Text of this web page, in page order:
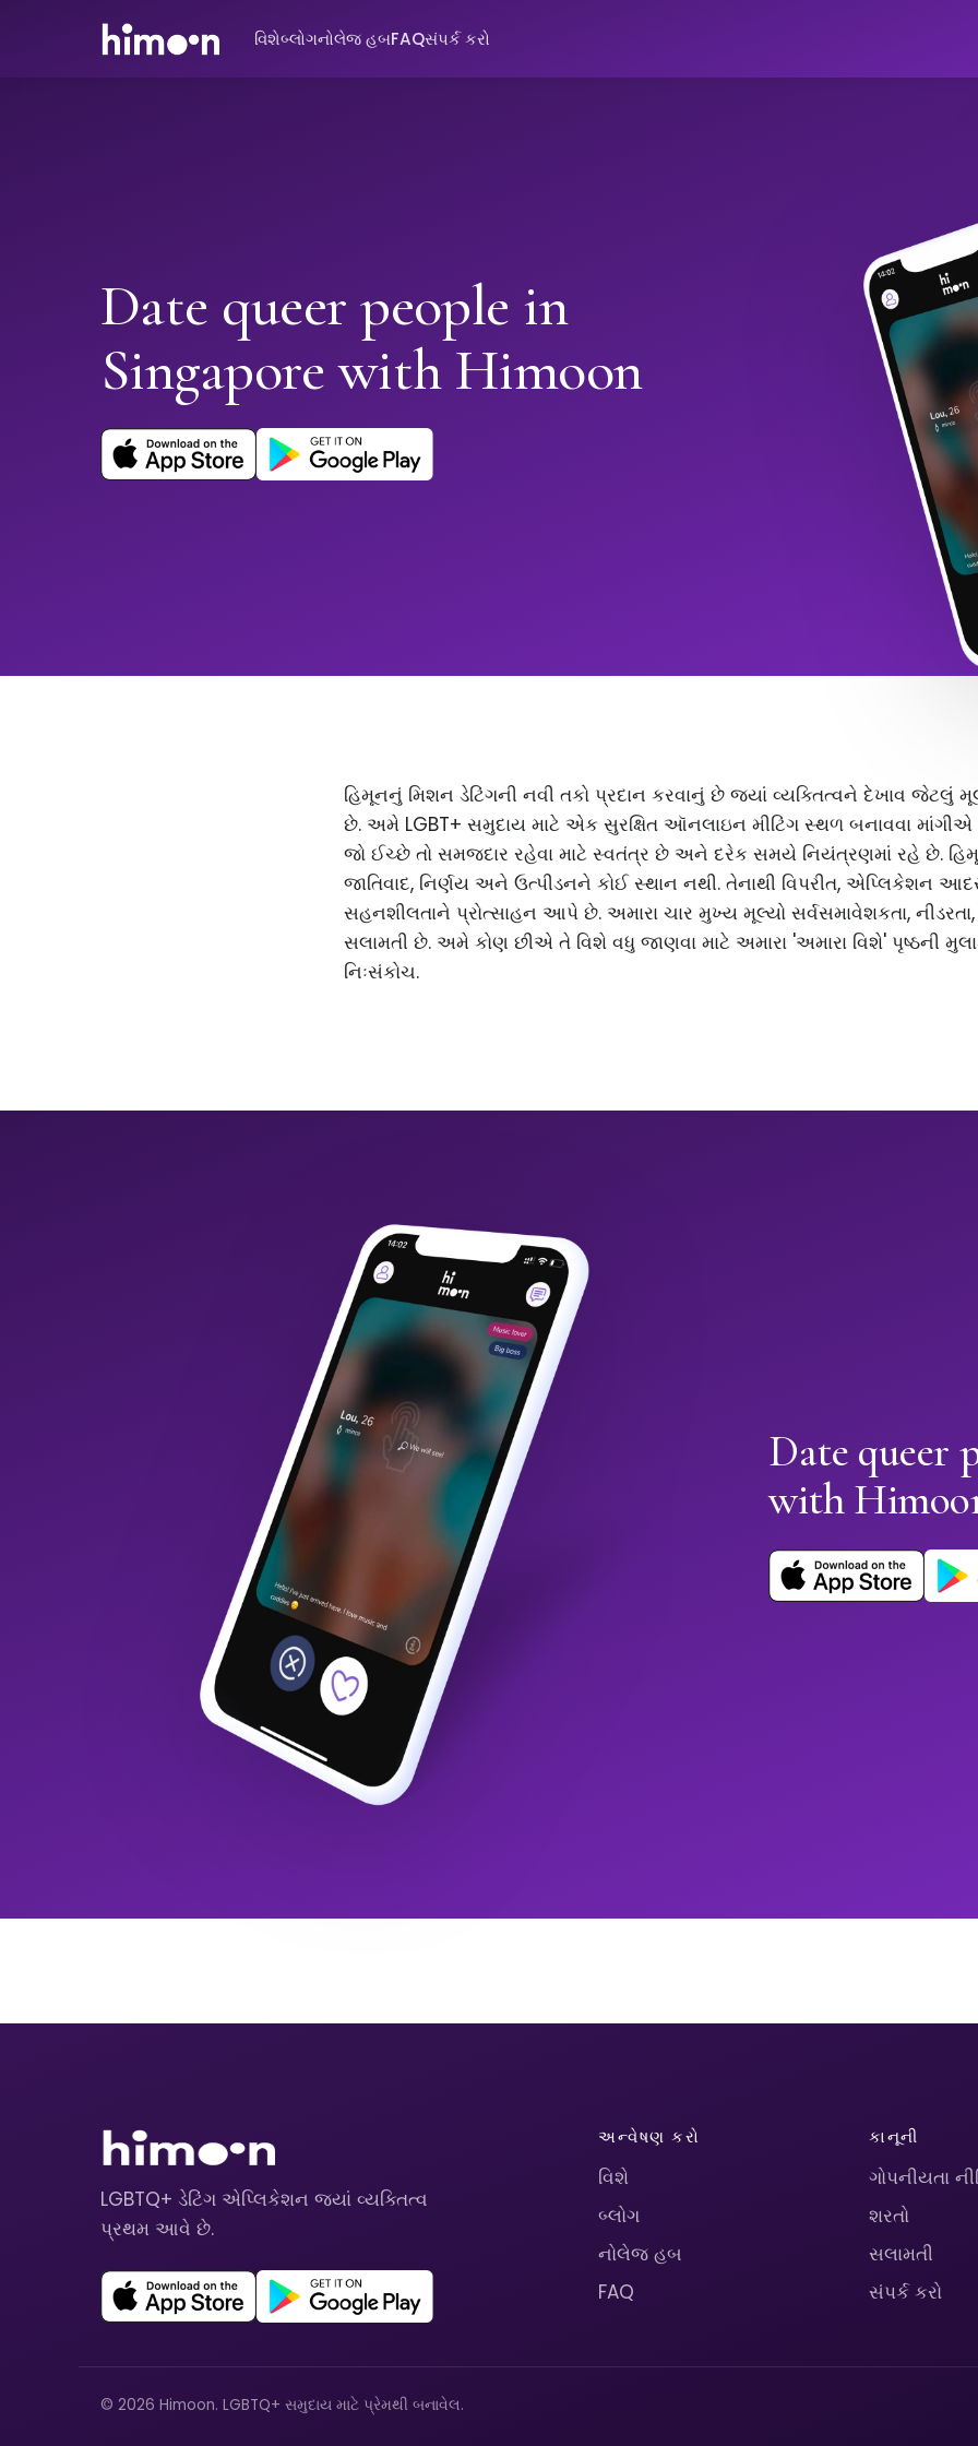
વિશેબ્લોગનોલેજ હબFAQસંપર્ક કરો
Date queer people in
Singapore with Himoon
હિમૂનનું મિશન ડેટિંગની નવી તકો પ્રદાન કરવાનું છે જ્યાં વ્યક્તિત્વને દેખાવ
છે. અમે LGBT+ સમુદાય માટે એક સુરક્ષિત ઑનલાઇન મીટિંગ સ્થળ બનાવવા માંગીએ
જો ઈચ્છે તો સમજદાર રહેવા માટે સ્વતંત્ર છે અને દરેક સમયે નિયંત્રણમાં રહે છે.
જાતિવાદ, નિર્ણય અને ઉત્પીડનને કોઈ સ્થાન નથી. તેનાથી વિપરીત, એપ્લિકેશન
સહનશીલતાને પ્રોત્સાહન આપે છે. અમારા ચાર મુખ્ય મૂલ્યો સર્વસમાવેશકતા,
સલામતી છે. અમે કોણ છીએ તે વિશે વધુ જાણવા માટે અમારા 'અમારા વિશે' પૃષ્ઠની
નિઃસંકોચ.
Date queer
with
LGBTQ+ ડેટિંગ એપ્લિકેશન જ્યાં વ્યક્તિત્વ
પ્રથમ આવે છે.
અન્વેષણ કરો
વિશે
બ્લોગ
નોલેજ હબ
FAQ
કાનૂની
ગોપનીયતા
શરતો
સલામતી
સંપર્ક કરો
© 2026 Himoon. LGBTQ+ સમુદાય માટે પ્રેમથી બનાવેલ.